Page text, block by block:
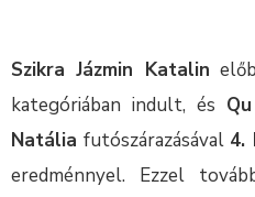
Szikra Jázmin Katalin
kategóriában indult, és
Natália futószárazásával 4.
eredménnyel. Ezzel